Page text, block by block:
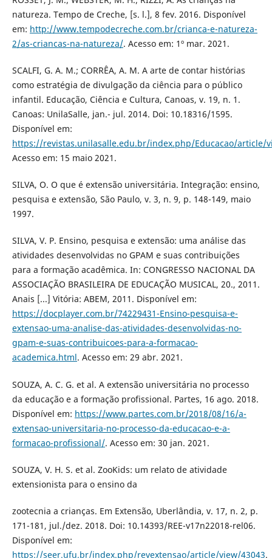
natureza. Tempo de Creche, [s. l.], 8 fev. 2016. Disponível
em: http://www.tempodecreche.com.br/crianca-e-natureza-
2/as-criancas-na-natureza/. Acesso em: 1º mar. 2021.
SCALFI, G. A. M.; CORRÊA, A. M. A arte de contar histórias
como estratégia de divulgação da ciência para o público
infantil. Educação, Ciência e Cultura, Canoas, v. 19, n. 1.
Canoas: UnilaSalle, jan.- jul. 2014. Doi: 10.18316/1595.
Disponível em:
https://revistas.unilasalle.edu.br/index.php/Educacao/article/
Acesso em: 15 maio 2021.
SILVA, O. O que é extensão universitária. Integração: ensino,
pesquisa e extensão, São Paulo, v. 3, n. 9, p. 148-149, maio
1997.
SILVA, V. P. Ensino, pesquisa e extensão: uma análise das
atividades desenvolvidas no GPAM e suas contribuições
para a formação acadêmica. In: CONGRESSO NACIONAL DA
ASSOCIAÇÃO BRASILEIRA DE EDUCAÇÃO MUSICAL, 20., 2011.
Anais [...] Vitória: ABEM, 2011. Disponível em:
https://docplayer.com.br/74229431-Ensino-pesquisa-e-
extensao-uma-analise-das-atividades-desenvolvidas-no-
gpam-e-suas-contribuicoes-para-a-formacao-
academica.html. Acesso em: 29 abr. 2021.
SOUZA, A. C. G. et al. A extensão universitária no processo
da educação e a formação profissional. Partes, 16 ago. 2018.
Disponível em: https://www.partes.com.br/2018/08/16/a-
extensao-universitaria-no-processo-da-educacao-e-a-
formacao-profissional/. Acesso em: 30 jan. 2021.
SOUZA, V. H. S. et al. ZooKids: um relato de atividade
extensionista para o ensino da
zootecnia a crianças. Em Extensão, Uberlândia, v. 17, n. 2, p.
171-181, jul./dez. 2018. Doi: 10.14393/REE-v17n22018-rel06.
Disponível em:
https://seer.ufu.br/index.php/revextensao/article/view/43043.